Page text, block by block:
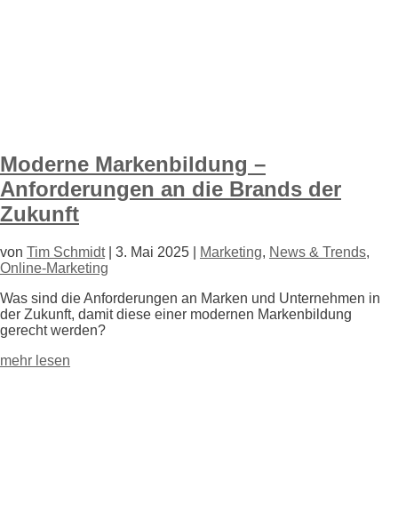
Moderne Markenbildung –
Anforderungen an die Brands der
Zukunft
von Tim Schmidt| 3. Mai 2025 Marketing, News & Trends,
Online-Marketing
Was sind die Anforderungen an Marken und Unternehmen in
der Zukunft, damit diese einer modernen Markenbildung
gerecht werden?
mehr lesen